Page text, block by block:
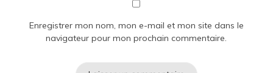
Enregistrer mon nom, mon e-mail et mon site dans le
navigateur pour mon prochain commentaire.